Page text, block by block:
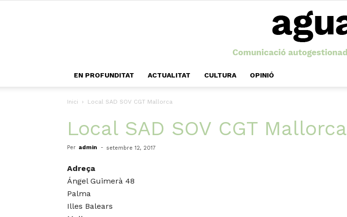
EN PROFUNDITAT ACTUALITAT CULTURA OPINIÓ
Inici Local SAD SOV CGT Mallorca
Local SAD SOV CGT Mallorca
Per admin - setembre 12, 2017
Adreça
Ángel Guimerà 48
Palma
Illes Balears